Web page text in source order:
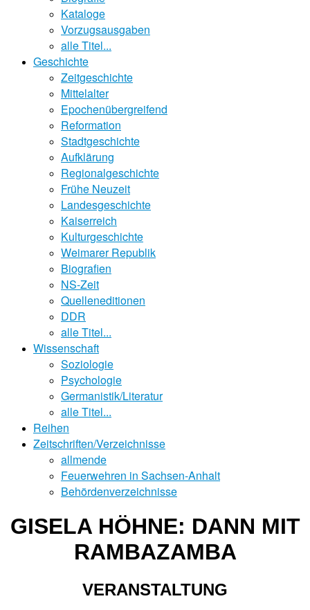
Kataloge
Vorzugsausgaben
alle Titel...
Geschichte
Zeitgeschichte
Mittelalter
Epochenübergreifend
Reformation
Stadtgeschichte
Aufklärung
Regionalgeschichte
Frühe Neuzeit
Landesgeschichte
Kaiserreich
Kulturgeschichte
Weimarer Republik
Biografien
NS-Zeit
Quelleneditionen
DDR
alle Titel...
Wissenschaft
Soziologie
Psychologie
Germanistik/Literatur
alle Titel...
Reihen
Zeitschriften/Verzeichnisse
allmende
Feuerwehren in Sachsen-Anhalt
Behördenverzeichnisse
GISELA HÖHNE: DANN MIT
RAMBAZAMBA
VERANSTALTUNG